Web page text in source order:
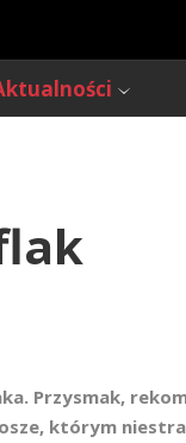
Przysmak,
którym